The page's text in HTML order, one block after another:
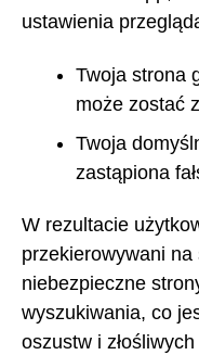
ustawienia
Twoja strona
może zostać
Twoja
zastąpiona
W rezultacie
przekierowywani
niebezpieczne
wyszukiwania, co
oszustw i